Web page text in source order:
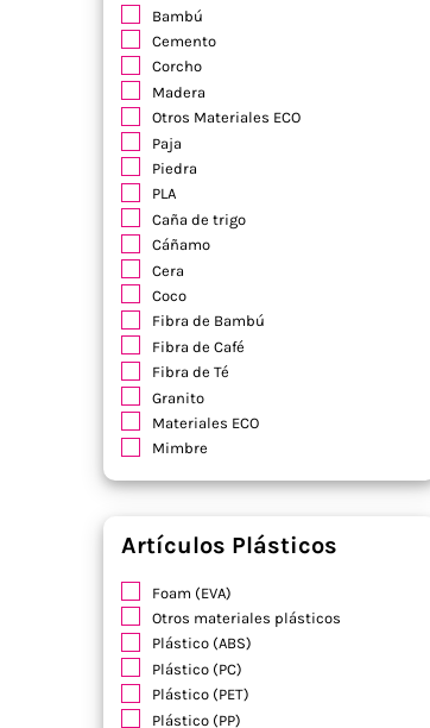
Bambú
Cemento
Corcho
Madera
Otros Materiales ECO
Paja
Piedra
PLA
Caña de trigo
Cáñamo
Cera
Coco
Fibra de Bambú
Fibra de Café
Fibra de Té
Granito
Materiales ECO
Mimbre
Artículos Plásticos
Foam (EVA)
Otros materiales plásticos
Plástico (ABS)
Plástico (PC)
Plástico (PET)
Plástico (PP)